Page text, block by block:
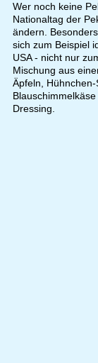
Wer noch keine
Nationaltag der
ändern.
sich zum Beispiel
USA - nicht nur
Mischung aus
Äpfeln,
Dressing.